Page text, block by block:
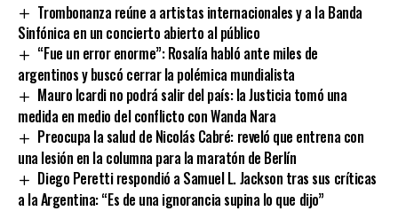
Trombonanza reúne a artistas internacionales y a la Banda
Sinfónica en un concierto abierto al público
“Fue un error enorme”: Rosalía habló ante miles de
argentinos y buscó cerrar la polémica mundialista
Mauro Icardi no podrá salir del país: la Justicia tomó una
medida en medio del conflicto con Wanda Nara
Preocupa la salud de Nicolás Cabré: reveló que entrena con
una lesión en la columna para la maratón de Berlín
Diego Peretti respondió a Samuel L. Jackson tras sus críticas
a la Argentina: “Es de una ignorancia supina lo que dijo”